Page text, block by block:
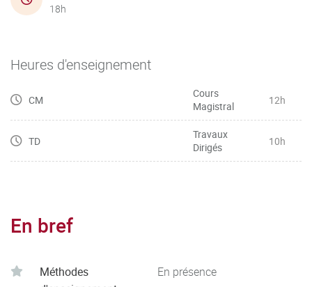
18h
Heures d'enseignement
CM
Cours
Magistral
12h
TD
Travaux
Dirigés
10h
En bref
Méthodes
En présence